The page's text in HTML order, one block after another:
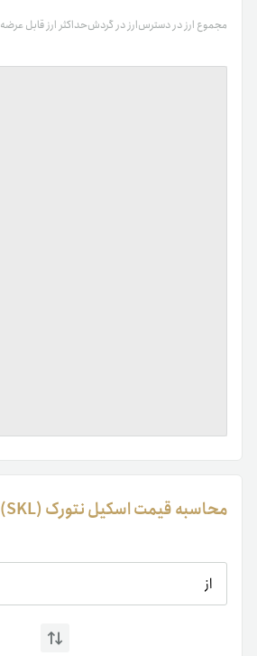
مجموع ارز در دسترسارز در گردشحداکثر ارز قابل عرضه
محاسبه قیمت اسکیل نتورک (SKL)
از